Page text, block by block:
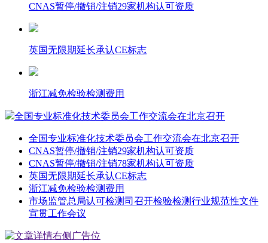
CNAS暂停/撤销/注销29家机构认可资质
英国无限期延长承认CE标志
浙江减免检验检测费用
全国专业标准化技术委员会工作交流会在北京召开
全国专业标准化技术委员会工作交流会在北京召开
CNAS暂停/撤销/注销29家机构认可资质
CNAS暂停/撤销/注销78家机构认可资质
英国无限期延长承认CE标志
浙江减免检验检测费用
市场监管总局认可检测司召开检验检测行业规范性文件
宣贯工作会议